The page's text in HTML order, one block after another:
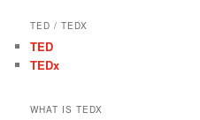
TED / TEDX
TED
TEDx
WHAT IS TEDX